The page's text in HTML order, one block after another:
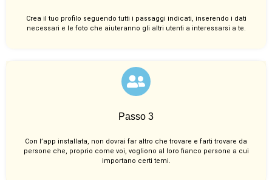
Crea il tuo profilo seguendo tutti i passaggi indicati, inserendo i dati
necessari e le foto che aiuteranno gli altri utenti a interessarsi a te.
Passo 3
Con l’app installata, non dovrai far altro che trovare e farti trovare da
persone che, proprio come voi, vogliono al loro fianco persone a cui
importano certi temi.